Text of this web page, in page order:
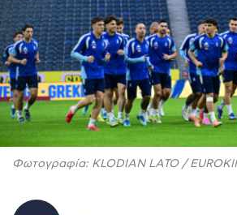
Φωτογραφία: KLODIAN LATO /